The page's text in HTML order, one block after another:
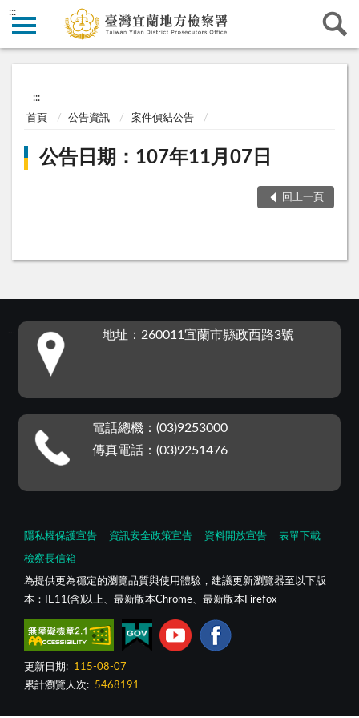
:::
:::
首頁 公告資訊 案件偵結公告
公告日期：107年11月07日
回上一頁
地址：260011宜蘭市縣政西路3號
電話總機：(03)9253000
傳真電話：(03)9251476
隱私權保護宣告 資訊安全政策宣告 資料開放宣告 表單下載
檢察長信箱
為提供更為穩定的瀏覽品質與使用體驗，建議更新瀏覽器至以下版
本：IE11(含)以上、最新版本Chrome、最新版本Firefox
更新日期:
115-08-07
累計瀏覽人次:
5468191